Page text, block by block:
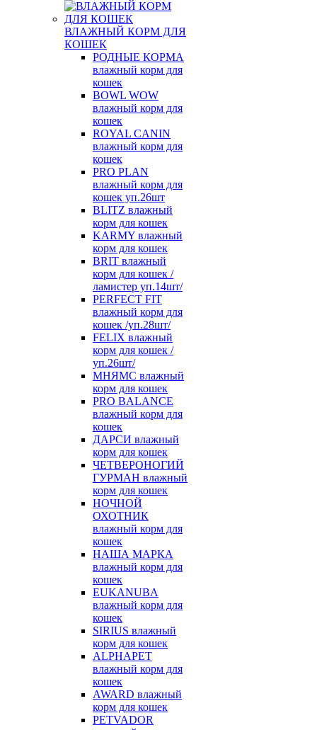
ВЛАЖНЫЙ КОРМ ДЛЯ
КОШЕК
РОДНЫЕ КОРМА
влажный корм для
кошек
BOWL WOW
влажный корм для
кошек
ROYAL CANIN
влажный корм для
кошек
PRO PLAN
влажный корм для
кошек уп.26шт
BLITZ влажный
корм для кошек
KARMY влажный
корм для кошек
BRIT влажный
корм для кошек /
ламистер уп.14шт/
PERFECT FIT
влажный корм для
кошек /уп.28шт/
FELIX влажный
корм для кошек /
уп.26шт/
МНЯМС влажный
корм для кошек
PRO BALANCE
влажный корм для
кошек
ДАРСИ влажный
корм для кошек
ЧЕТВЕРОНОГИЙ
ГУРМАН влажный
корм для кошек
НОЧНОЙ
ОХОТНИК
влажный корм для
кошек
НАША МАРКА
влажный корм для
кошек
EUKANUBA
влажный корм для
кошек
SIRIUS влажный
корм для кошек
ALPHAPET
влажный корм для
кошек
AWARD влажный
корм для кошек
PETVADOR